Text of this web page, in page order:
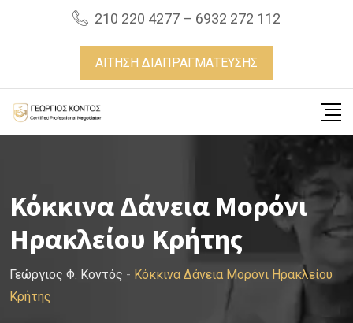
210 220 4277 – 6932 272 112
ΑΙΤΗΣΗ ΔΙΑΠΡΑΓΜΑΤΕΥΣΗΣ
Κόκκινα Δάνεια Μορόνι
Ηρακλείου Κρήτης
Γεώργιος Φ. Κοντός - Κόκκινα Δάνεια Μορόνι Ηρακλείου
Κρήτης